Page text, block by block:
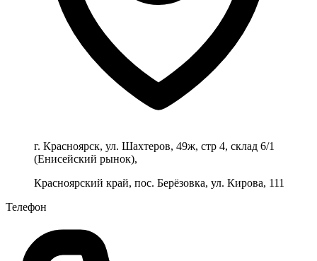
г. Красноярск, ул. Шахтеров, 49ж, стр 4, склад 6/1
(Енисейский рынок),
Красноярский край, пос. Берёзовка, ул. Кирова, 111
Телефон